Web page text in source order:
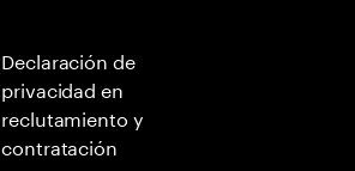
Declaración de
privacidad en
reclutamiento y
contratación